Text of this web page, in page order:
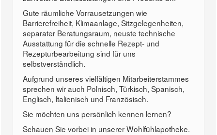
Gute räumliche Vorrausetzungen wie
Barrierefreiheit, Klimaanlage, Sitzgelegenheiten,
separater Beratungsraum, neuste technische
Ausstattung für die schnelle Rezept- und
Rezepturbearbeitung sind für uns
selbstverständlich.
Aufgrund unseres vielfältigen Mitarbeiterstammes
sprechen wir auch Polnisch, Türkisch, Spanisch,
Englisch, Italienisch und Französisch.
Sie möchten uns persönlich kennen lernen?
Schauen Sie vorbei in unserer Wohlfühlapotheke.